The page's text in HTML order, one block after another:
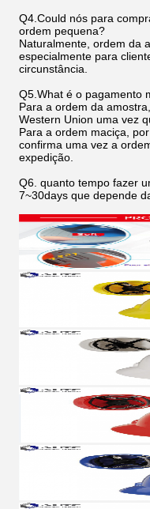
Q4.Could nós para
ordem pequena?
Naturalmente, ordem da
especialmente para
circunstância.
Q5.What é o pagamento
Para a ordem da
Western Union uma vez
Para a ordem maciça,
confirma uma vez a
expedição.
Q6. quanto tempo fazer
7~30days que depende